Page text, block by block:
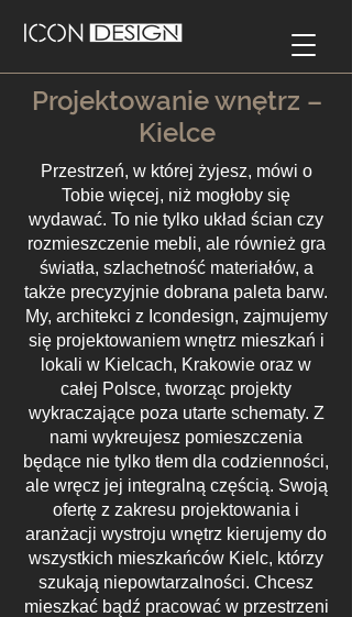
Projektowanie wnętrz –
Kielce
Przestrzeń, w której żyjesz, mówi o
Tobie więcej, niż mogłoby się
wydawać. To nie tylko układ ścian czy
rozmieszczenie mebli, ale również gra
światła, szlachetność materiałów, a
także precyzyjnie dobrana paleta barw.
My, architekci z Icondesign, zajmujemy
się projektowaniem wnętrz mieszkań i
lokali w Kielcach, Krakowie oraz w
całej Polsce, tworząc projekty
wykraczające poza utarte schematy. Z
nami wykreujesz pomieszczenia
będące nie tylko tłem dla codzienności,
ale wręcz jej integralną częścią. Swoją
ofertę z zakresu projektowania i
aranżacji wystroju wnętrz kierujemy do
wszystkich mieszkańców Kielc, którzy
szukają niepowtarzalności. Chcesz
mieszkać bądź pracować w przestrzeni